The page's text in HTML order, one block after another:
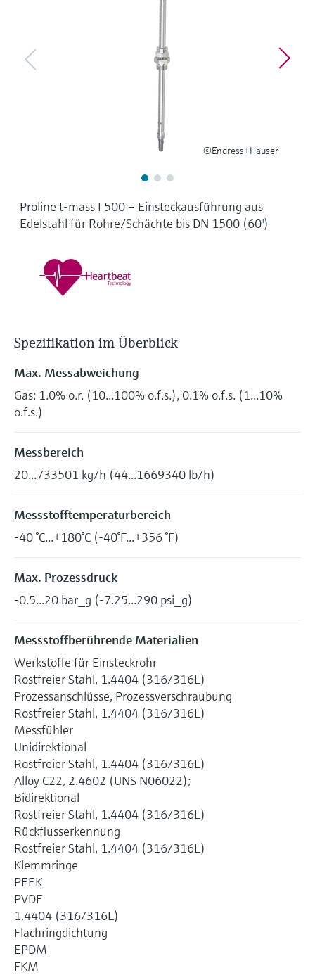
Produktspezifische Informationen und
Dokumente finden
Bestellcode oder Seriennummer finden
Füllstandsmessung Druck
Analysatoren für Härte, Eisen,
Prozessphotometer
©Endress+Hauser
Proline t-mass I 500 – Einsteckausführung aus
Edelstahl für Rohre/Schächte bis DN 1500 (60")
Spezifikation im Überblick
Max. Messabweichung
Gas: 1.0% o.r. (10...100% o.f.s.), 0.1% o.f.s. (1...10%
o.f.s.)
Messbereich
20...733501 kg/h (44...1669340 lb/h)
Messstofftemperaturbereich
-40 °C...+180°C (-40°F...+356 °F)
Max. Prozessdruck
-0.5...20 bar_g (-7.25...290 psi_g)
Messstoffberührende Materialien
Werkstoffe für Einsteckrohr
Rostfreier Stahl, 1.4404 (316/316L)
Prozessanschlüsse, Prozessverschraubung
Rostfreier Stahl, 1.4404 (316/316L)
Messfühler
Unidirektional
Rostfreier Stahl, 1.4404 (316/316L)
Alloy C22, 2.4602 (UNS N06022);
Bidirektional
Rostfreier Stahl, 1.4404 (316/316L)
Rückflusserkennung
Rostfreier Stahl, 1.4404 (316/316L)
Klemmringe
PEEK
PVDF
1.4404 (316/316L)
Flachringdichtung
EPDM
FKM